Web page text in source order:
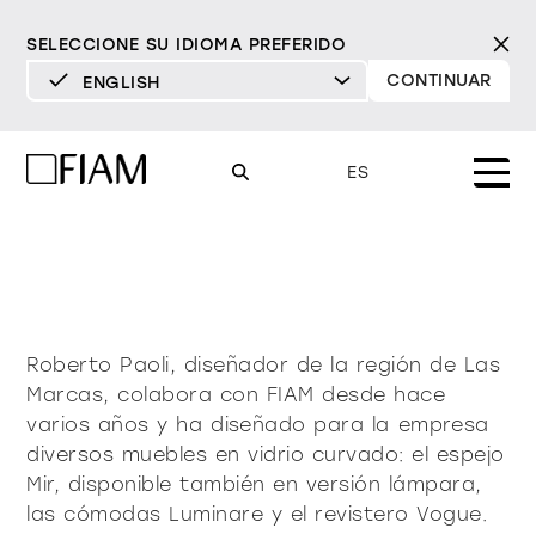
SELECCIONE SU IDIOMA PREFERIDO
ENGLISH
ENGLISH
CONTINUAR
ES
Puro
DECIDIDO SUAVE
Moderno
DECIDIDO SUAVE
Sofisticado
DECIDIDO SUAVE
vitrinas y aparadores
librería y sistemas
iluminación
todos los productos
Materioteca
Milano Design Week 2026
Espejos
Espejos TV
Diseño
distribuidores
Roberto Paoli
Roberto Paoli, diseñador de la región de Las
Marcas, colabora con FIAM desde hace
varios años y ha diseñado para la empresa
diversos muebles en vidrio curvado: el espejo
Mir, disponible también en versión lámpara,
las cómodas Luminare y el revistero Vogue.